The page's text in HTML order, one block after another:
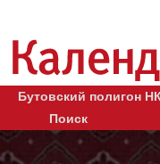
Бутовский полигон
Поиск